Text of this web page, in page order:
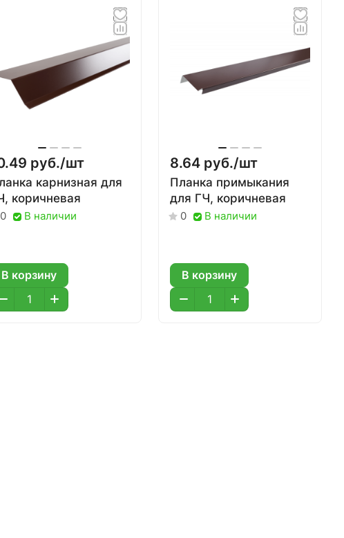
руб./шт
карнизная для
коричневая
0 В наличии
В корзину
8.64 руб./шт
Планка примыкания
для ГЧ, коричневая
0 В наличии
В корзину